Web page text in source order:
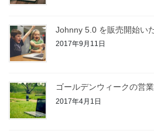
Johnny 5.0 を販売開始い
2017年9月11日
ゴールデンウィークの営
2017年4月1日